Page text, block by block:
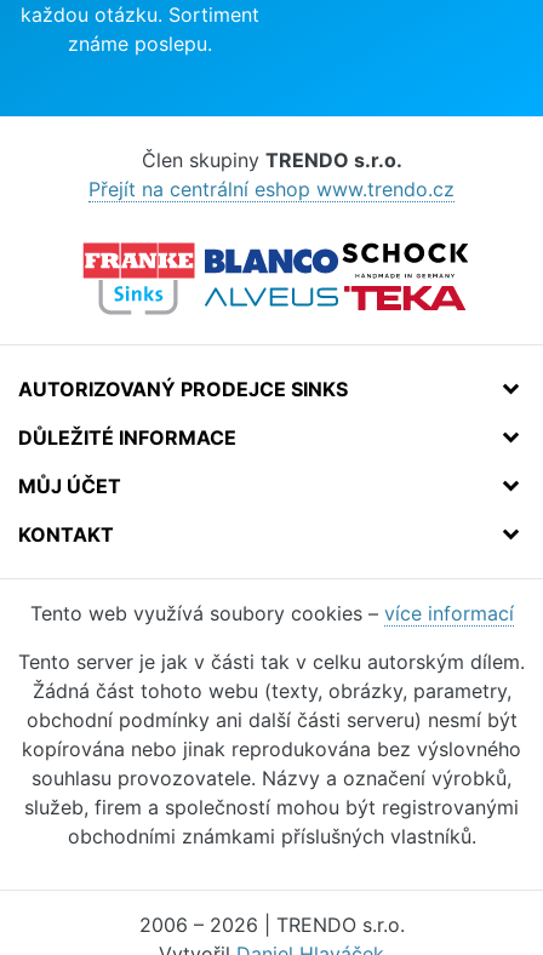
každou otázku. Sortiment
známe poslepu.
Člen skupiny TRENDO s.r.o.
Přejít na centrální eshop www.trendo.cz
AUTORIZOVANÝ PRODEJCE SINKS
DŮLEŽITÉ INFORMACE
MŮJ ÚČET
KONTAKT
Tento web využívá soubory cookies – více informací
Tento server je jak v části tak v celku autorským dílem.
Žádná část tohoto webu (texty, obrázky, parametry,
obchodní podmínky ani další části serveru) nesmí být
kopírována nebo jinak reprodukována bez výslovného
souhlasu provozovatele. Názvy a označení výrobků,
služeb, firem a společností mohou být registrovanými
obchodními známkami příslušných vlastníků.
2006 – 2026 | TRENDO s.r.o.